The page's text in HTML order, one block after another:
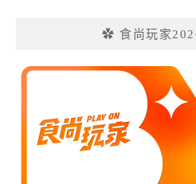
✿ 食尚玩家